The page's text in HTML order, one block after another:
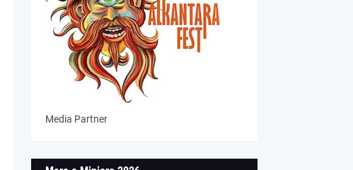
Media Partner